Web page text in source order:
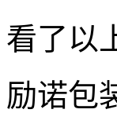
看了以
励诺包